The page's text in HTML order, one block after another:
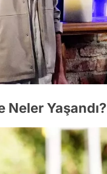
Yaşandı?